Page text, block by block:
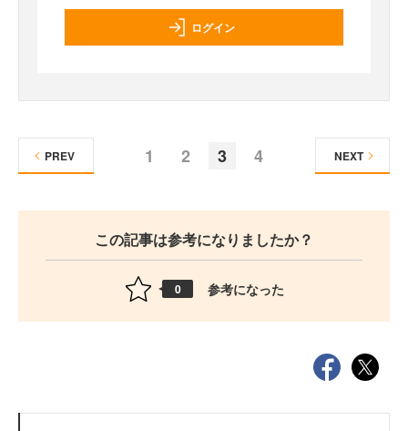
ログイン
1 2 3 4
PREV NEXT
この記事は参考になりましたか？
0 参考になった